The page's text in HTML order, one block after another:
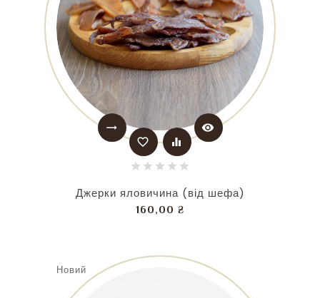
trending_flat
favorite_border
equalizer
visibility
Джерки яловичина (від шефа)
160,00 ₴
Новий